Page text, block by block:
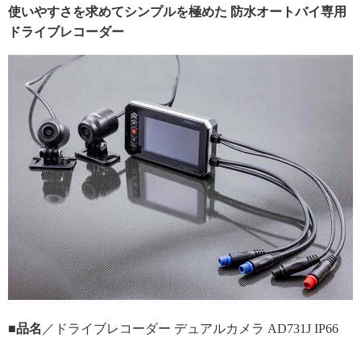
使いやすさを求めてシンプルを極めた 防水オートバイ専用
ドライブレコーダー
■品名 ／ドライブレコーダー デュアルカメラ AD731J IP66